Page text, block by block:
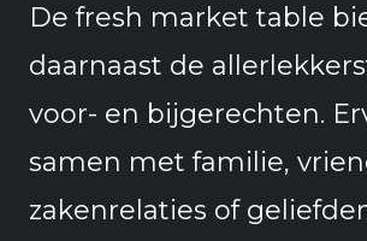
De fresh market table
daarnaast de
voor- en bijgerechten.
samen met familie,
zakenrelaties of